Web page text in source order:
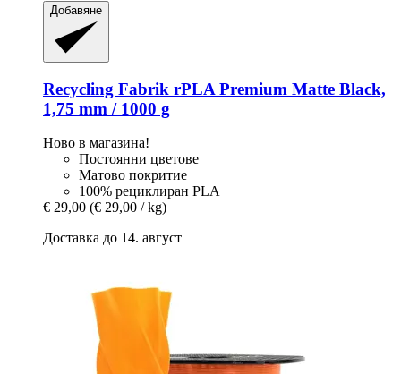
Добавяне
Recycling Fabrik rPLA Premium Matte Black,
1,75 mm / 1000 g
Ново в магазина!
Постоянни цветове
Матово покритие
100% рециклиран PLA
€ 29,00 (€ 29,00 / kg)
Доставка до 14. август